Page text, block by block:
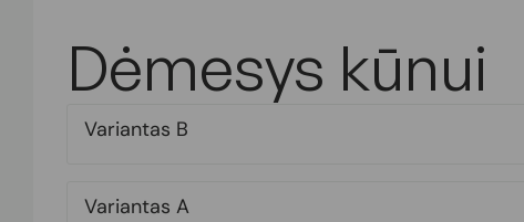
Dėmesys kūnui
Variantas B
Variantas A